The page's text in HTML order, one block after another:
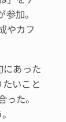
加。
やカフ
あった
いこと
た。